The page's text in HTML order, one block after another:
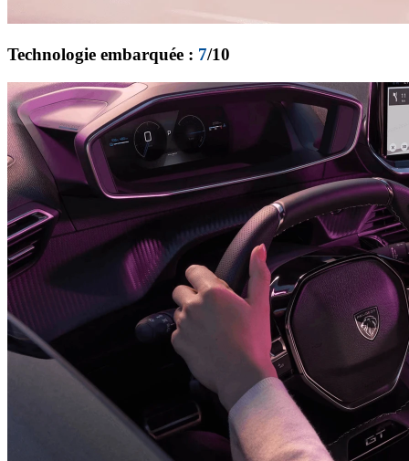
Technologie embarquée : 7/10